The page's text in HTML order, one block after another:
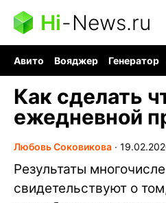
Hi-News.ru
Авито Вояджер Генератор
Как сделать
ежедневной
Любовь Соковикова ∙
Результаты
свидетельствуют о